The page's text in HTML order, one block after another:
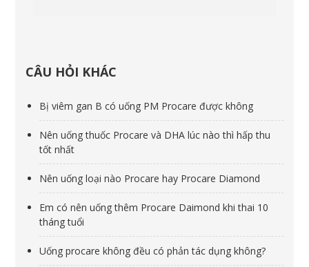
CÂU HỎI KHÁC
Bị viêm gan B có uống PM Procare được không
Nên uống thuốc Procare và DHA lúc nào thì hấp thu
tốt nhất
Nên uống loại nào Procare hay Procare Diamond
Em có nên uống thêm Procare Daimond khi thai 10
tháng tuổi
Uống procare không đều có phản tác dụng không?